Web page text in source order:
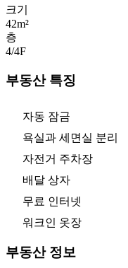
크기
42m²
층
4/4F
부동산 특징
자동 잠금
욕실과 세면실 분리
자전거 주차장
배달 상자
무료 인터넷
워크인 옷장
부동산 정보